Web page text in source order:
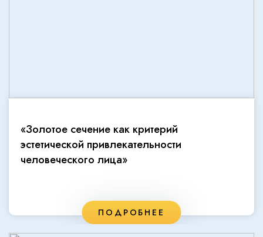
«Золотое сечение как критерий
эстетической привлекательности
человеческого лица»
ПОДРОБНЕЕ